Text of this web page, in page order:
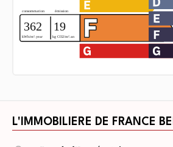
L'IMMOBILIERE DE FRANCE